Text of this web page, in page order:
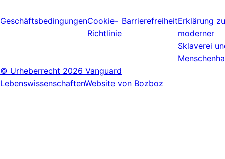
GeschäftsbedingungenCookie-
Richtlinie
BarrierefreiheitErklärung zu
moderner
Sklaverei
© Urheberrecht 2026 Vanguard
LebenswissenschaftenWebsite von Bozboz